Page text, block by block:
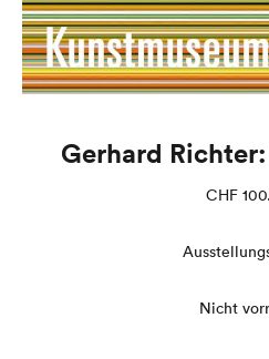
Gerhard
CHF
Nicht